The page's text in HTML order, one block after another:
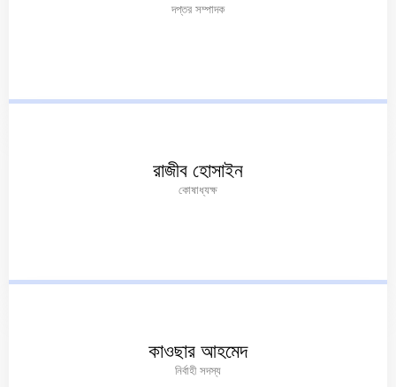
দপ্তর সম্পাদক
রাজীব হোসাইন
কোষাধ্যক্ষ
কাওছার আহমেদ
নির্বাহী সদস্য